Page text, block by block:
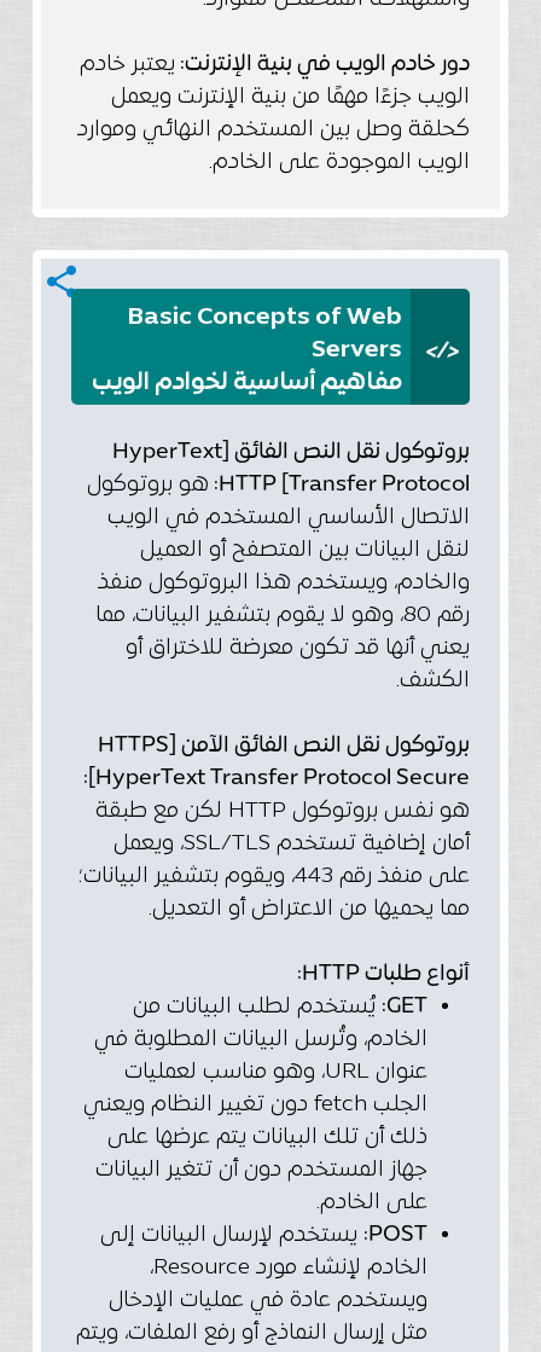
دور خادم الويب في بنية الإنترنت: يعتبر خادم
الويب جزءًا مهمًا من بنية الإنترنت ويعمل
كحلقة وصل بين المستخدم النهائي وموارد
الويب الموجودة على الخادم.
share
</>
Basic Concepts of Web
Servers
مفاهيم أساسية لخوادم الويب
بروتوكول نقل النص الفائق [HyperText
Transfer Protocol] HTTP:
هو بروتوكول
الاتصال الأساسي المستخدم في الويب
لنقل البيانات بين المتصفح أو العميل
والخادم، ويستخدم هذا البروتوكول منفذ
رقم 80، وهو لا يقوم بتشفير البيانات، مما
يعني أنها قد تكون معرضة للاختراق أو
الكشف.
بروتوكول نقل النص الفائق الآمن [HTTPS
[HyperText Transfer Protocol Secure:
هو نفس بروتوكول HTTP لكن مع طبقة
أمان إضافية تستخدم SSL/TLS، ويعمل
على منفذ رقم 443، ويقوم بتشفير البيانات؛
مما يحميها من الاعتراض أو التعديل.
أنواع طلبات HTTP:
GET: يُستخدم لطلب البيانات من
الخادم، وتُرسل البيانات المطلوبة في
عنوان URL، وهو مناسب لعمليات
الجلب fetch دون تغيير النظام ويعني
ذلك أن تلك البيانات يتم عرضها على
جهاز المستخدم دون أن تتغير البيانات
على الخادم.
POST: يستخدم لإرسال البيانات إلى
الخادم لإنشاء مورد Resource،
ويستخدم عادة في عمليات الإدخال
مثل إرسال النماذج أو رفع الملفات، ويتم